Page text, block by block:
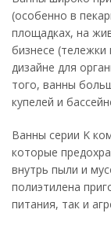
(особенно в
площадках, на
бизнесе
дизайне для
того, ванны
купелей и
Ванны серии K
которые
внутрь пыли и
полиэтилена
питания, так и